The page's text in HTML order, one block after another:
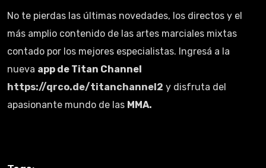
No te pierdas las últimas novedades, los directos y el
más amplio contenido de las artes marciales mixtas
contado por los mejores especialistas. Ingresá a la
nueva app de Titan Channel
https://qrco.de/titanchannel2 y disfruta del
apasionante mundo de las MMA.